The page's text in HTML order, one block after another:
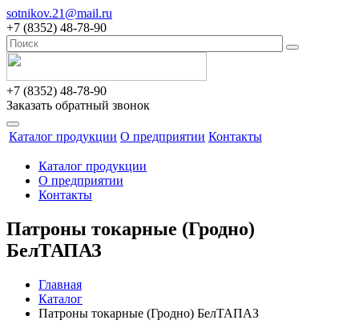
sotnikov.21@mail.ru
+7 (8352) 48-78-90
+7 (8352) 48-78-90
Заказать обратный звонок
Каталог продукции О предприятии Контакты
Каталог продукции
О предприятии
Контакты
Патроны токарные (Гродно)
БелТАПАЗ
Главная
Каталог
Патроны токарные (Гродно) БелТАПАЗ